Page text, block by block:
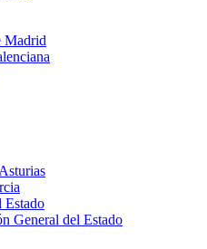
Madrid
Estado
General del Estado